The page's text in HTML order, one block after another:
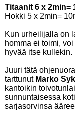
Titaanit 6 x 2min=
Hokki 5 x 2min=
Kun urheilijalla on
homma ei toimi,
hyvää itse kullekin.
Juuri tätä
tarttunut Marko
kantoikin
sunnuntaisessa
sarjasorvinsa